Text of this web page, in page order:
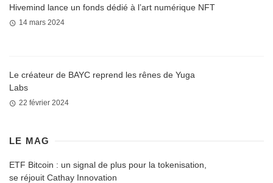
Hivemind lance un fonds dédié à l’art numérique NFT
14 mars 2024
Le créateur de BAYC reprend les rênes de Yuga
Labs
22 février 2024
LE MAG
ETF Bitcoin : un signal de plus pour la tokenisation,
se réjouit Cathay Innovation